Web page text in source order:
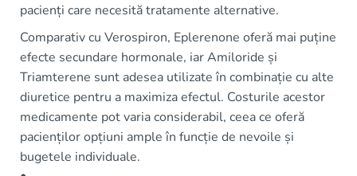
pacienți care necesită tratamente alternative.
Comparativ cu Verospiron, Eplerenone oferă mai puține
efecte secundare hormonale, iar Amiloride și
Triamterene sunt adesea utilizate în combinație cu alte
diuretice pentru a maximiza efectul. Costurile acestor
medicamente pot varia considerabil, ceea ce oferă
pacienților opțiuni ample în funcție de nevoile și
bugetele individuale.